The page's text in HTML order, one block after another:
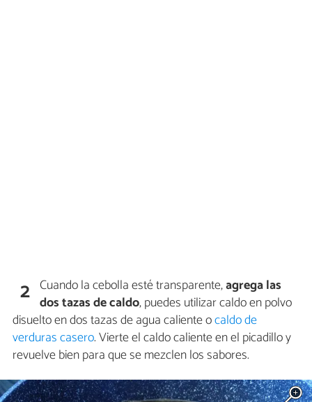
2 Cuando la cebolla esté transparente,agrega las
dos tazas de caldo, puedes utilizar caldo en polvo
disuelto en dos tazas de agua caliente ocaldo de
verduras casero. Vierte el caldo caliente en el picadillo y
revuelve bien para que se mezclen los sabores.